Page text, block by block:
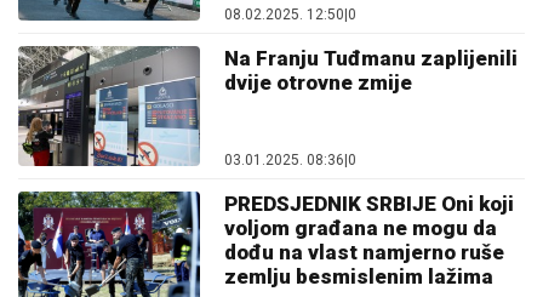
08.02.2025. 12:50|0
Na Franju Tuđmanu zaplijenili
dvije otrovne zmije
03.01.2025. 08:36 0
PREDSJEDNIK SRBIJE Oni koji
voljom građana ne mogu da
dođu na vlast namjerno ruše
zemlju besmislenim lažima